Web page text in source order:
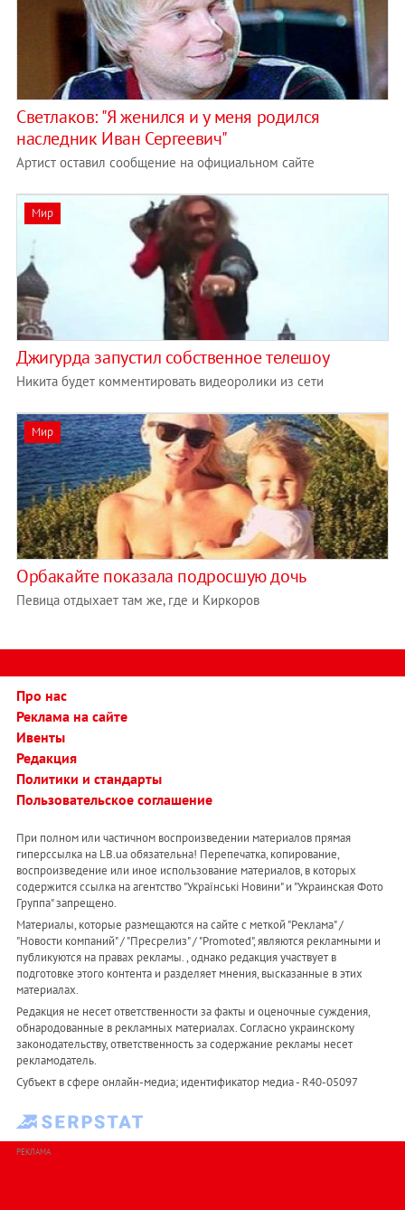
Светлаков: "Я женился и у меня родился
наследник Иван Сергеевич"
Артист оставил сообщение на официальном сайте
Мир
Джигурда запустил собственное телешоу
Никита будет комментировать видеоролики из сети
Мир
Орбакайте показала подросшую дочь
Певица отдыхает там же, где и Киркоров
Про нас
Реклама на сайте
Ивенты
Редакция
Политики и стандарты
Пользовательское соглашение
При полном или частичном воспроизведении материалов прямая
гиперссылка на LB.ua обязательна! Перепечатка, копирование,
воспроизведение или иное использование материалов, в которых
содержится ссылка на агентство "Українськi Новини" и "Украинская Фото
Группа" запрещено.
Материалы, которые размещаются на сайте с меткой "Реклама" /
"Новости компаний" / "Пресрелиз" / "Promoted", являются рекламными и
публикуются на правах рекламы. , однако редакция участвует в
подготовке этого контента и разделяет мнения, высказанные в этих
материалах.
Редакция не несет ответственности за факты и оценочные суждения,
обнародованные в рекламных материалах. Согласно украинскому
законодательству, ответственность за содержание рекламы несет
рекламодатель.
Субъект в сфере онлайн-медиа; идентификатор медиа - R40-05097
РЕКЛАМА